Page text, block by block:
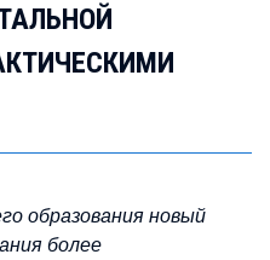
образования новый
более